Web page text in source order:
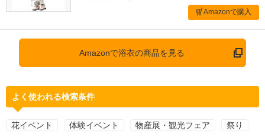
Amazonで購入
Amazonで浴衣の商品を見る
よく使われる検索条件
花イベント 体験イベント 物産展・観光フェア 祭り